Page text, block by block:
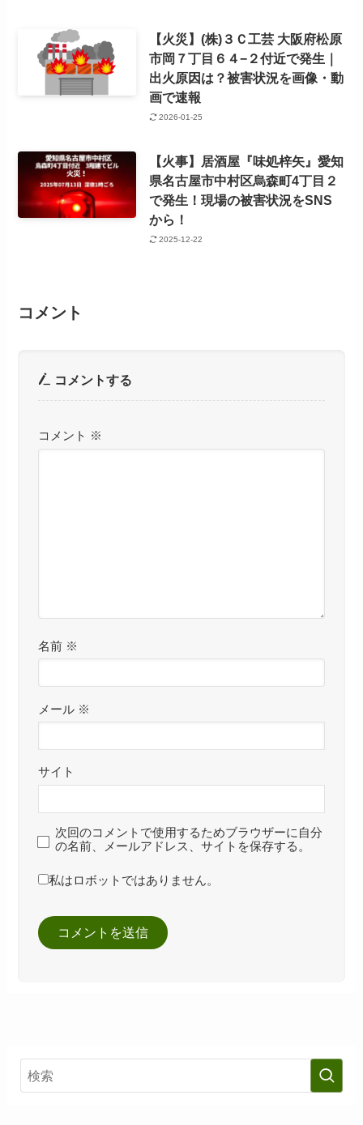
【火災】(株)３Ｃ工芸 大阪府松原
市岡７丁目６４−２付近で発生｜
出火原因は？被害状況を画像・動
画で速報
2026-01-25
【火事】居酒屋『味処梓矢』愛知
県名古屋市中村区烏森町4丁目２
で発生！現場の被害状況をSNS
から！
2025-12-22
コメント
コメントする
コメント ※
名前 ※
メール ※
サイト
次回のコメントで使用するためブラウザーに自分
の名前、メールアドレス、サイトを保存する。
私はロボットではありません。